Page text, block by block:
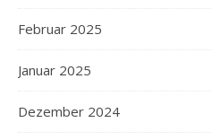
Februar 2025
Januar 2025
Dezember 2024